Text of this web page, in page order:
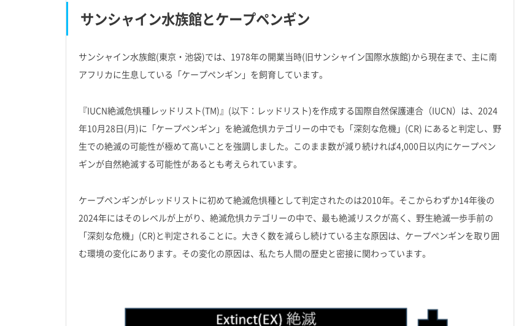
サンシャイン水族館とケープペンギン
サンシャイン水族館(東京・池袋)では、1978年の開業当時(旧サンシャイン国際水族館)から現在まで、主に南
アフリカに生息している「ケープペンギン」を飼育しています。
『IUCN絶滅危惧種レッドリスト(TM)』(以下：レッドリスト)を作成する国際自然保護連合（IUCN）は、2024
年10月28日(月)に「ケープペンギン」を絶滅危惧カテゴリーの中でも「深刻な危機」(CR) にあると判定し、野
生での絶滅の可能性が極めて高いことを強調しました。このまま数が減り続ければ4,000日以内にケープペン
ギンが自然絶滅する可能性があるとも考えられています。
ケープペンギンがレッドリストに初めて絶滅危惧種として判定されたのは2010年。そこからわずか14年後の
2024年にはそのレベルが上がり、絶滅危惧カテゴリーの中で、最も絶滅リスクが高く、野生絶滅一歩手前の
「深刻な危機」(CR)と判定されることに。大きく数を減らし続けている主な原因は、ケープペンギンを取り囲
む環境の変化にあります。その変化の原因は、私たち人間の歴史と密接に関わっています。